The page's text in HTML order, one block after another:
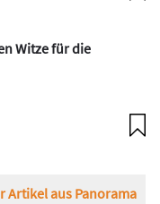
Witze für die
Artikel aus Panorama